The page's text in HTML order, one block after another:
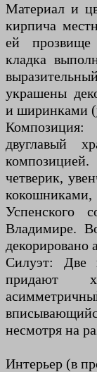
Материал и
кирпича
ей прозвище
кладка
украшены
и ширинками
двуглавый
четверик,
Успенского
Владимире.
Силуэт: Две
придают
несмотря на
Интерьер (в